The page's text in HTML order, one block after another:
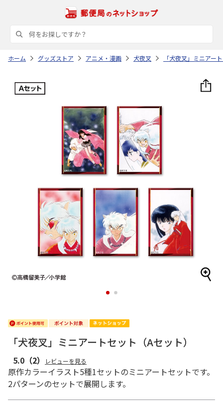
ホーム グッズストア アニメ・漫画 犬夜叉 「犬夜叉」ミニアー
1 2
「犬夜叉」ミニアートセット（Aセット）
5.0 （2） レビューを見る
原作カラーイラスト5種1セットのミニアートセットです。
2パターンのセットで展開します。